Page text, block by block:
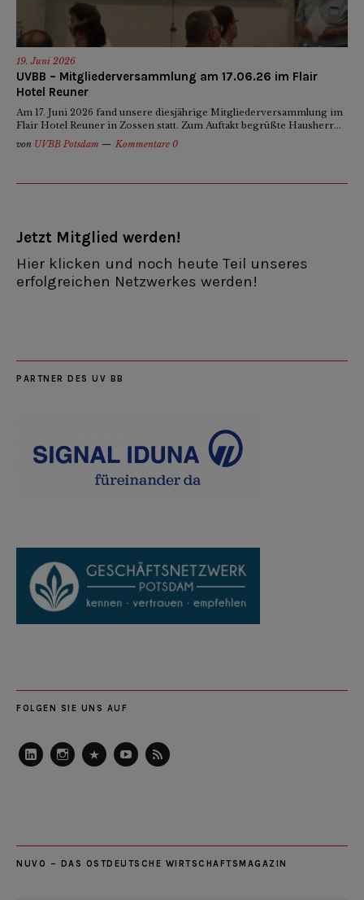
19. Juni 2026
UVBB – Mitgliederversammlung am 17.06.26 im Flair
Hotel Reuner
Am 17. Juni 2026 fand unsere diesjährige Mitgliederversammlung im
Flair Hotel Reuner in Zossen statt. Zum Auftakt begrüßte Hausherr...
von UVBB Potsdam Kommentare 0
Jetzt Mitglied werden!
Hier klicken und noch heute Teil unseres
erfolgreichen Netzwerkes werden!
PARTNER DES UV BB
FOLGEN SIE UNS AUF
NUVO – DAS OSTDEUTSCHE WIRTSCHAFTSMAGAZIN